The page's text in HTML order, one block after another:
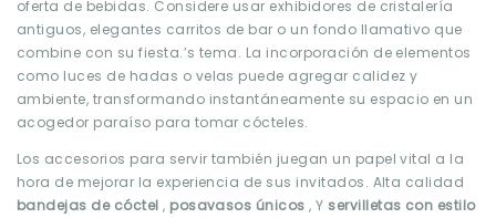
oferta de bebidas. Considere usar exhibidores de cristalería
antiguos, elegantes carritos de bar o un fondo llamativo que
combine con su fiesta.’s tema. La incorporación de elementos
como luces de hadas o velas puede agregar calidez y
ambiente, transformando instantáneamente su espacio en un
acogedor paraíso para tomar cócteles.
Los accesorios para servir también juegan un papel vital a la
hora de mejorar la experiencia de sus invitados. Alta calidad
bandejas de cóctel, posavasos únicos, Y servilletas con estilo